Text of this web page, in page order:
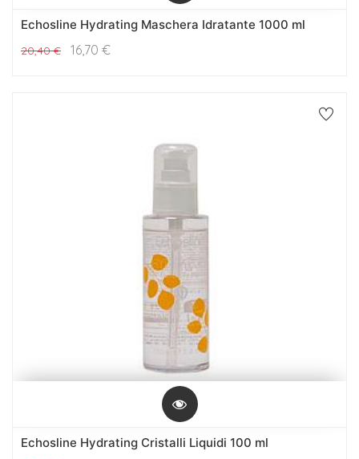
Echosline Hydrating Maschera Idratante 1000 ml
20,40€ 16,70 €
Echosline Hydrating Cristalli Liquidi 100 ml